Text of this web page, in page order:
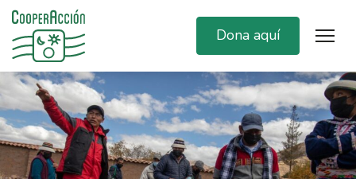
Dona aquí